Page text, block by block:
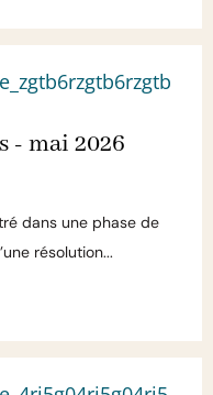
- mai 2026
dans une phase de
résolution...